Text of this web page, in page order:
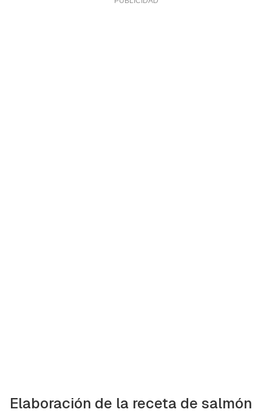
Elaboración de la receta de salmón